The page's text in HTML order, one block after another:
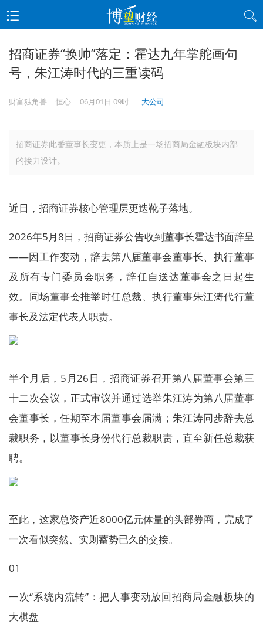
招商证券“换帅”落定：霍达九年掌舵画句
号，朱江涛时代的三重读码
财富独角兽 恒心 06月01日 09时 大公司
招商证券此番董事长变更，本质上是一场招商局金融板块内部
的接力设计。
近日，招商证券核心管理层更迭靴子落地。
2026年5月8日，招商证券公告收到董事长霍达书面辞呈
——因工作变动，辞去第八届董事会董事长、执行董事
及所有专门委员会职务，辞任自送达董事会之日起生
效。同场董事会推举时任总裁、执行董事朱江涛代行董
事长及法定代表人职责。
半个月后，5月26日，招商证券召开第八届董事会第三
十二次会议，正式审议并通过选举朱江涛为第八届董事
会董事长，任期至本届董事会届满；朱江涛同步辞去总
裁职务，以董事长身份代行总裁职责，直至新任总裁获
聘。
至此，这家总资产近8000亿元体量的头部券商，完成了
一次看似突然、实则蓄势已久的交接。
01
一次“系统内流转”：把人事变动放回招商局金融板块的
大棋盘